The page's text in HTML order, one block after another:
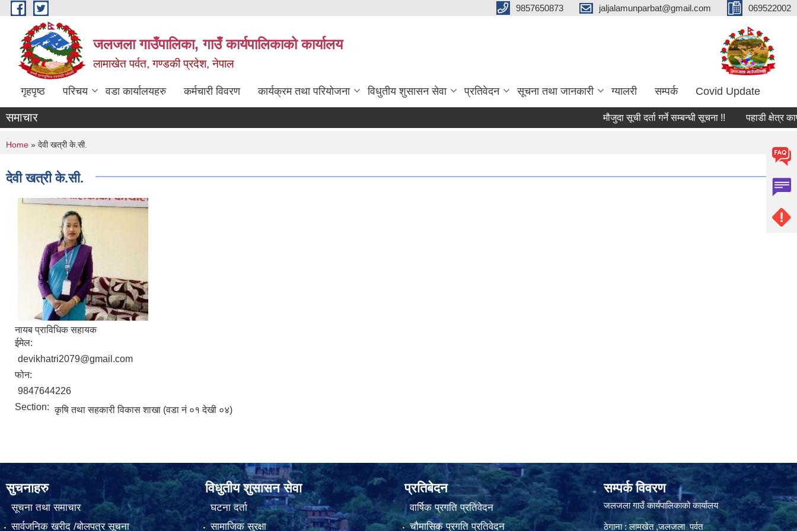
Skip to main content 9857650873 jaljalamunparbat@gmail.com 069522002
जलजला गाउँपालिका, गाउँ कार्यपालिकाको कार्यालय
लामाखेत पर्वत, गण्डकी प्रदेश, नेपाल
गृहपृष्ठ परिचय वडा कार्यालयहरु कर्मचारी विवरण कार्यक्रम तथा परियोजना विधुतीय शुसासन सेवा प्रतिवेदन सूचना तथा जानकारी ग्यालरी सम्पर्क Covid Update
समाचार मौजुदा सूची दर्ता गर्ने सम्बन्धी सूचना !! पहाडी क्षेत्र
You are here
Home » देवी खत्री के.सी.
देवी खत्री के.सी.
नायब प्राविधिक सहायक
ईमेल:
devikhatri2079@gmail.com
फोन:
9847644226
Section: कृषि तथा सहकारी विकास शाखा (वडा नं ०१ देखी ०४)
सुचनाहरु
सूचना तथा समाचार
सार्वजनिक खरीद /बोलपत्र सूचना
विधुतीय शुसासन सेवा
घटना दर्ता
सामाजिक सुरक्षा
प्रतिबेदन
वार्षिक प्रगति प्रतिवेदन
चौमासिक प्रगति प्रतिवेदन
सम्पर्क विवरण
जलजला गाउँ कार्यपालिकाको कार्यालय
ठेगाना : लामखेत ,जलजला पर्वत